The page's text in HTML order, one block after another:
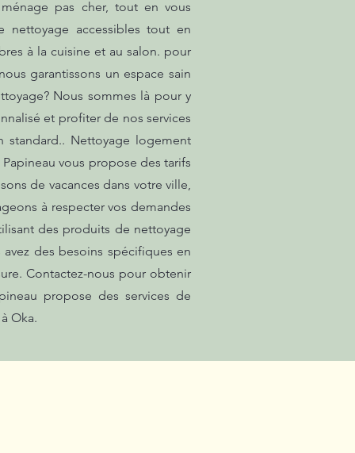
pas cher, tout en vous
nettoyage accessibles tout en
à la cuisine et au salon. pour
garantissons un espace sain
Nous sommes là pour y
et profiter de nos services
Nettoyage logement
vous propose des tarifs
de vacances dans votre ville,
à respecter vos demandes
des produits de nettoyage
des besoins spécifiques en
Contactez-nous pour obtenir
propose des services de
Oka.